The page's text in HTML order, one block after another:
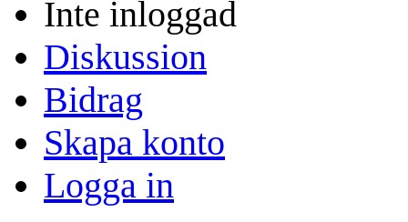
Inte inloggad
Diskussion
Bidrag
Skapa konto
Logga in